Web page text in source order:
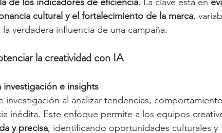
cultural y el fortalecimiento de la marca,
verdadera influencia de una campaña.
la creatividad con IA
e insights
investigación al analizar tendencias,
inédita. Este enfoque permite a los equipos
y precisa, identificando oportunidades culturales y